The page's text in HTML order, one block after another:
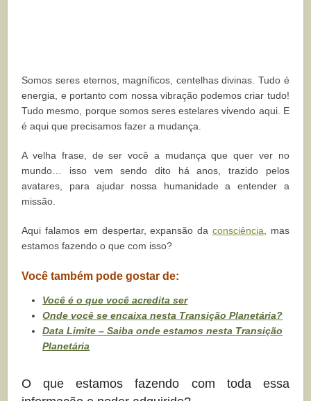
Somos seres eternos, magníficos, centelhas divinas. Tudo é
energia, e portanto com nossa vibração podemos criar tudo!
Tudo mesmo, porque somos seres estelares vivendo aqui. E
é aqui que precisamos fazer a mudança.
A velha frase, de ser você a mudança que quer ver no
mundo… isso vem sendo dito há anos, trazido pelos
avatares, para ajudar nossa humanidade a entender a
missão.
Aqui falamos em despertar, expansão da consciência , mas
estamos fazendo o que com isso?
Você também pode gostar de:
Você é o que você acredita ser
Onde você se encaixa nesta Transição Planetária?
Data Limite – Saiba onde estamos nesta Transição
Planetária
O que estamos fazendo com toda essa